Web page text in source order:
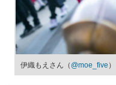
伊織もえさん（ @moe_five ）